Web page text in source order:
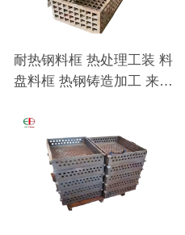
耐热钢料框 热处理工装 料
盘料框 热钢铸造加工 来图